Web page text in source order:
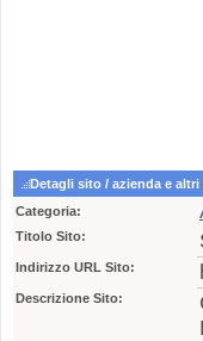
Detagli sito / azienda e
Categoria:
Titolo Sito:
Indirizzo URL Sito:
Descrizione Sito: